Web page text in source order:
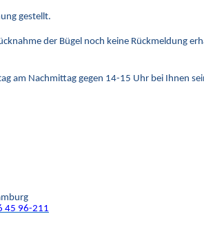
gestellt.
der Bügel noch keine Rückmeldung
am Nachmittag gegen 14-15 Uhr bei Ihnen
45 96-211